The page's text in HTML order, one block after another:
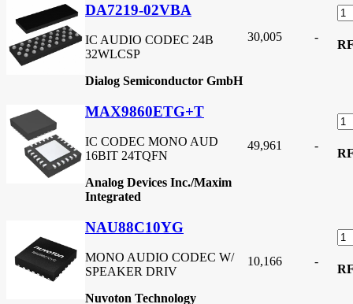
DA7219-02VBA
IC AUDIO CODEC 24B
32WLCSP
Dialog Semiconductor GmbH
30,005 -
MAX9860ETG+T
IC CODEC MONO AUD
16BIT 24TQFN
Analog Devices Inc./Maxim
Integrated
49,961 -
NAU88C10YG
MONO AUDIO CODEC W/
SPEAKER DRIV
Nuvoton Technology
10,166 -